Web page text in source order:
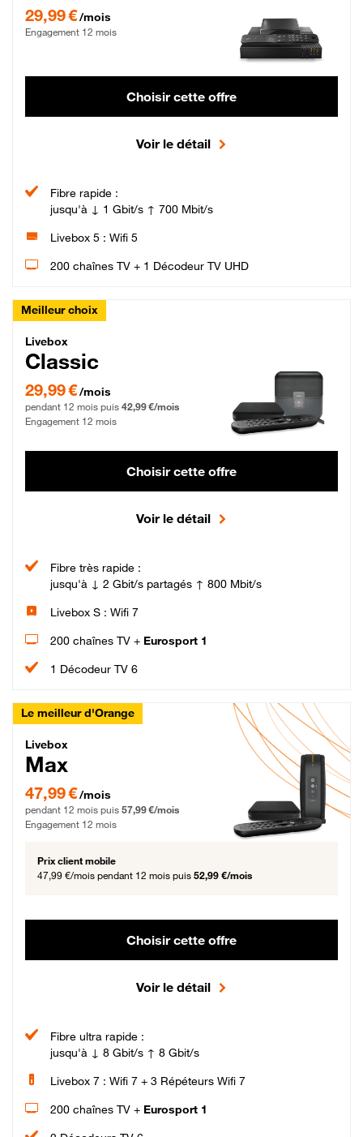
29,99 €/mois
Engagement 12 mois
Choisir cette offre
Voir le détail
Fibre rapide :
jusqu'à ↓ 1 Gbit/s ↑ 700 Mbit/s
Livebox 5 : Wifi 5
200 chaînes TV + 1 Décodeur TV UHD
Meilleur choix
Livebox Classic Fibre
Livebox
Classic
29,99 € par mois pendant 12 mois puis 42,99 € par mois, Engagement 12 mois
29,99 €/mois
pendant 12 mois puis 42,99 €/mois
Engagement 12 mois
Choisir cette offre
Voir le détail
Fibre très rapide :
jusqu'à ↓ 2 Gbit/s partagés ↑ 800 Mbit/s
Livebox S : Wifi 7
200 chaînes TV + Eurosport 1
1 Décodeur TV 6
Le meilleur d'Orange
Livebox Max Fibre
Livebox
Max
47,99 € par mois pendant 12 mois puis 57,99 € par mois, Engagement 12 mois
47,99 €/mois
pendant 12 mois puis 57,99 €/mois
Engagement 12 mois
Prix client mobile
47,99 €/mois pendant 12 mois puis 52,99 €/mois
Choisir cette offre
Voir le détail
Fibre ultra rapide :
jusqu'à ↓ 8 Gbit/s ↑ 8 Gbit/s
Livebox 7 : Wifi 7 + 3 Répéteurs Wifi 7
200 chaînes TV + Eurosport 1